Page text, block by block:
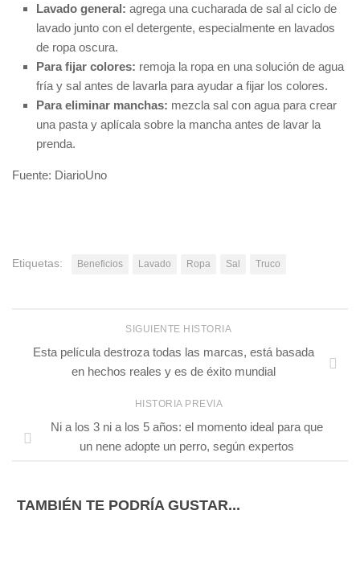
Lavado general: agrega una cucharada de sal al ciclo de
lavado junto con el detergente, especialmente en lavados
de ropa oscura.
Para fijar colores: remoja la ropa en una solución de agua
fría y sal antes de lavarla para ayudar a fijar los colores.
Para eliminar manchas: mezcla sal con agua para crear
una pasta y aplícala sobre la mancha antes de lavar la
prenda.
Fuente: DiarioUno
Etiquetas: Beneficios Lavado Ropa Sal Truco
SIGUIENTE HISTORIA
Esta película destroza todas las marcas, está basada
en hechos reales y es de éxito mundial
HISTORIA PREVIA
Ni a los 3 ni a los 5 años: el momento ideal para que
un nene adopte un perro, según expertos
TAMBIÉN TE PODRÍA GUSTAR...